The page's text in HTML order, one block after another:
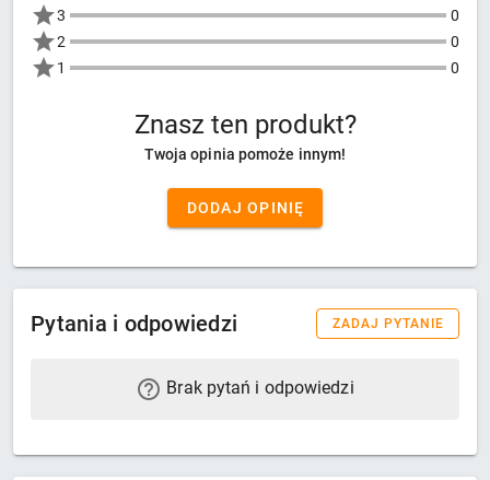
3
0
2
0
1
0
Znasz ten produkt?
Twoja opinia pomoże innym!
DODAJ OPINIĘ
Pytania i odpowiedzi ZADAJ PYTANIE
Brak pytań i odpowiedzi